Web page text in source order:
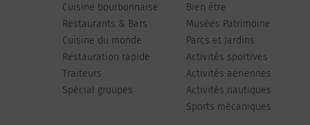
Cuisine bourbonnaise
Restaurants & Bars
Cuisine du monde
Restauration rapide
Traiteurs
Spécial groupes
Bien être
Musées Patrimoine
Parcs et Jardins
Activités sportives
Activités aériennes
Activités nautiques
Sports mécaniques